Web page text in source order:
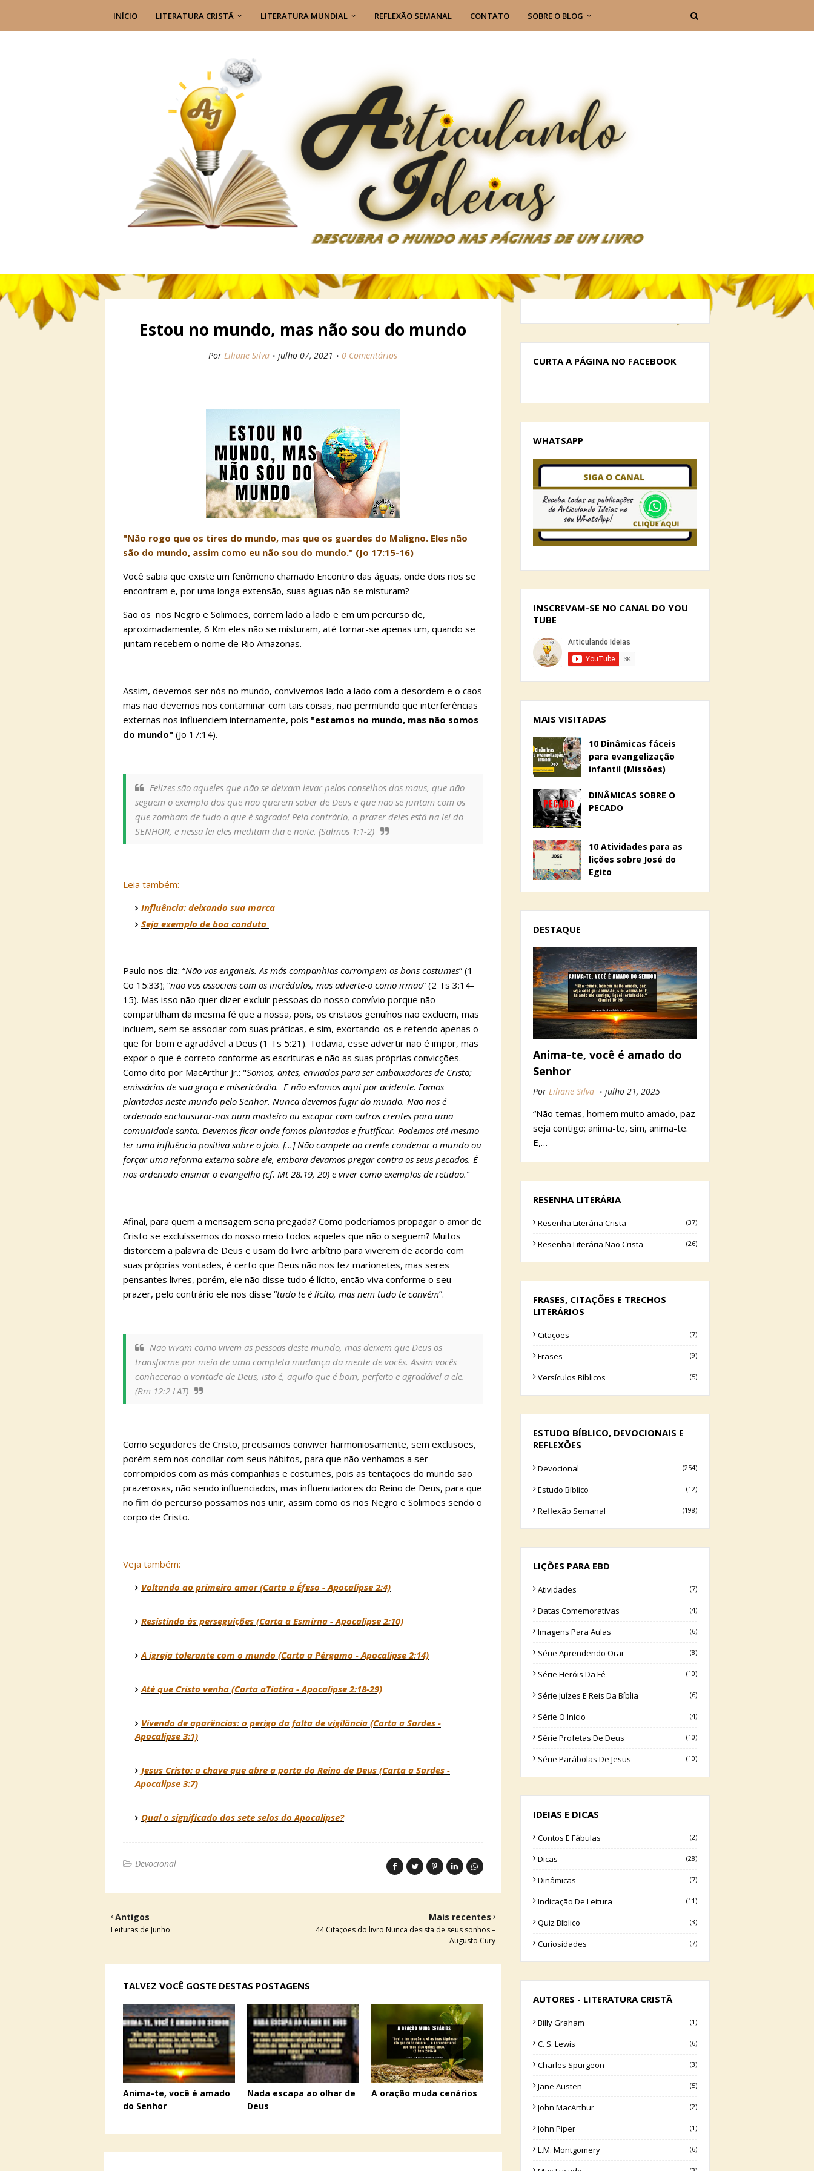
INÍCIO LITERATURA CRISTÂ LITERATURA MUNDIAL REFLEXÃO SEMANAL CONTATO SOBRE O BLOG
Estou no mundo, mas não sou do mundo
Por Liliane Silva julho 07, 2021 0 Comentários
"Não rogo que os tires do mundo, mas que os guardes do Maligno. Eles não
são do mundo, assim como eu não sou do mundo." (Jo 17:15-16)
Você sabia que existe um fenômeno chamado Encontro das águas, onde dois rios se
encontram e, por uma longa extensão, suas águas não se misturam?
São os rios Negro e Solimões, correm lado a lado e em um percurso de,
aproximadamente, 6 Km eles não se misturam, até tornar-se apenas um, quando se
juntam recebem o nome de Rio Amazonas.
Assim, devemos ser nós no mundo, convivemos lado a lado com a desordem e o caos
mas não devemos nos contaminar com tais coisas, não permitindo que interferências
externas nos influenciem internamente, pois "estamos no mundo, mas não somos
do mundo" (Jo 17:14).
Felizes são aqueles que não se deixam levar pelos conselhos dos maus, que não
seguem o exemplo dos que não querem saber de Deus e que não se juntam com os
que zombam de tudo o que é sagrado! Pelo contrário, o prazer deles está na lei do
SENHOR, e nessa lei eles meditam dia e noite. (Salmos 1:1-2)
Leia também:
Influência: deixando sua marca
Seja exemplo de boa conduta
Paulo nos diz: “Não vos enganeis. As más companhias corrompem os bons costumes” (1
Co 15:33); “não vos associeis com os incrédulos, mas adverte-o como irmão” (2 Ts 3:14-
15). Mas isso não quer dizer excluir pessoas do nosso convívio porque não
compartilham da mesma fé que a nossa, pois, os cristãos genuínos não excluem, mas
incluem, sem se associar com suas práticas, e sim, exortando-os e retendo apenas o
que for bom e agradável a Deus (1 Ts 5:21). Todavia, esse advertir não é impor, mas
expor o que é correto conforme as escrituras e não as suas próprias convicções.
Como dito por MacArthur Jr.: "Somos, antes, enviados para ser embaixadores de Cristo;
emissários de sua graça e misericórdia. E não estamos aqui por acidente. Fomos
plantados neste mundo pelo Senhor. Nunca devemos fugir do mundo. Não nos é
ordenado enclausurar-nos num mosteiro ou escapar com outros crentes para uma
comunidade santa. Devemos ficar onde fomos plantados e frutificar. Podemos até mesmo
ter uma influência positiva sobre o joio. [...] Não compete ao crente condenar o mundo ou
forçar uma reforma externa sobre ele, embora devamos pregar contra os seus pecados. É
nos ordenado ensinar o evangelho (cf. Mt 28.19, 20) e viver como exemplos de retidão."
Afinal, para quem a mensagem seria pregada? Como poderíamos propagar o amor de
Cristo se excluíssemos do nosso meio todos aqueles que não o seguem? Muitos
distorcem a palavra de Deus e usam do livre arbítrio para viverem de acordo com
suas próprias vontades, é certo que Deus não nos fez marionetes, mas seres
pensantes livres, porém, ele não disse tudo é lícito, então viva conforme o seu
prazer, pelo contrário ele nos disse “tudo te é lícito, mas nem tudo te convém”.
Não vivam como vivem as pessoas deste mundo, mas deixem que Deus os
transforme por meio de uma completa mudança da mente de vocês. Assim vocês
conhecerão a vontade de Deus, isto é, aquilo que é bom, perfeito e agradável a ele.
(Rm 12:2 LAT)
Como seguidores de Cristo, precisamos conviver harmoniosamente, sem exclusões,
porém sem nos conciliar com seus hábitos, para que não venhamos a ser
corrompidos com as más companhias e costumes, pois as tentações do mundo são
prazerosas, não sendo influenciados, mas influenciadores do Reino de Deus, para que
no fim do percurso possamos nos unir, assim como os rios Negro e Solimões sendo o
corpo de Cristo.
Veja também:
Voltando ao primeiro amor (Carta a Éfeso - Apocalipse 2:4)
Resistindo às perseguições (Carta a Esmirna - Apocalipse 2:10)
A igreja tolerante com o mundo (Carta a Pérgamo - Apocalipse 2:14)
Até que Cristo venha (Carta aTiatira - Apocalipse 2:18-29)
Vivendo de aparências: o perigo da falta de vigilância (Carta a Sardes -
Apocalipse 3:1)
Jesus Cristo: a chave que abre a porta do Reino de Deus (Carta a Sardes -
Apocalipse 3:7)
Qual o significado dos sete selos do Apocalipse?
Devocional
Mais recentes
44 Citações do livro Nunca desista de seus sonhos –
Augusto Cury
Antigos
Leituras de Junho
TALVEZ VOCÊ GOSTE DESTAS POSTAGENS
Anima-te, você é amado
do Senhor
Nada escapa ao olhar de
Deus
A oração muda cenários
CURTA A PÁGINA NO FACEBOOK
WHATSAPP
INSCREVAM-SE NO CANAL DO YOU
TUBE
MAIS VISITADAS
10 Dinâmicas fáceis
para evangelização
infantil (Missões)
DINÂMICAS SOBRE O
PECADO
10 Atividades para as
lições sobre José do
Egito
DESTAQUE
Anima-te, você é amado do
Senhor
Por Liliane Silva julho 21, 2025
“Não temas, homem muito amado, paz
seja contigo; anima-te, sim, anima-te.
E,…
RESENHA LITERÁRIA
Resenha Literária Cristã (37)
Resenha Literária Não Cristã (26)
FRASES, CITAÇÕES E TRECHOS
LITERÁRIOS
Citações (7)
Frases (9)
Versículos Bíblicos (5)
ESTUDO BÍBLICO, DEVOCIONAIS E
REFLEXÕES
Devocional (254)
Estudo Bíblico (12)
Reflexão Semanal (198)
LIÇÕES PARA EBD
Atividades (7)
Datas Comemorativas (4)
Imagens Para Aulas (6)
Série Aprendendo Orar (8)
Série Heróis Da Fé (10)
Série Juízes E Reis Da Bíblia (6)
Série O Início (4)
Série Profetas De Deus (10)
Série Parábolas De Jesus (10)
IDEIAS E DICAS
Contos E Fábulas (2)
Dicas (28)
Dinâmicas (7)
Indicação De Leitura (11)
Quiz Bíblico (3)
Curiosidades (7)
AUTORES - LITERATURA CRISTÃ
Billy Graham (1)
C. S. Lewis (6)
Charles Spurgeon (3)
Jane Austen (5)
John MacArthur (2)
John Piper (1)
L.M. Montgomery (6)